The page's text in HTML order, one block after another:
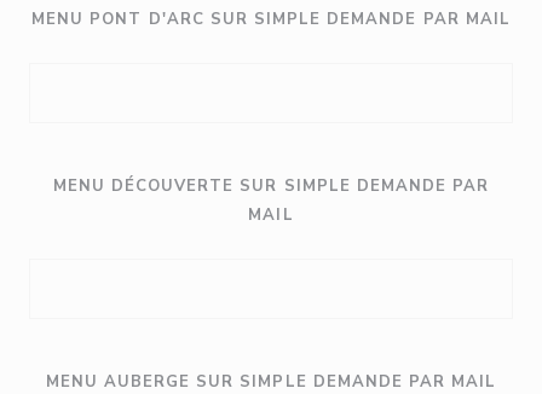
MENU PONT D'ARC SUR SIMPLE DEMANDE PAR MAIL
MENU DÉCOUVERTE SUR SIMPLE DEMANDE PAR
MAIL
MENU AUBERGE SUR SIMPLE DEMANDE PAR MAIL